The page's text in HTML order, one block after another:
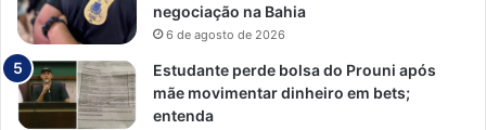
negociação na Bahia
6 de agosto de 2026
Estudante perde bolsa do Prouni após
mãe movimentar dinheiro em bets;
entenda